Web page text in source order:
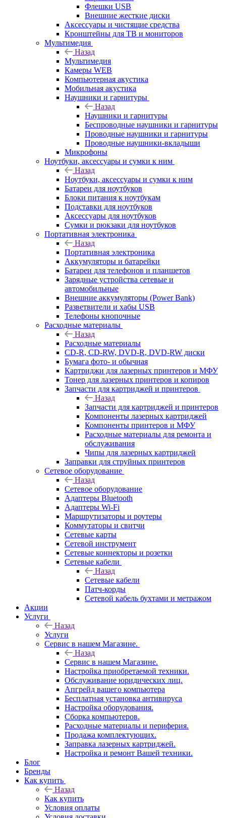
Флешки USB
Внешние жесткие диски
Аксессуары и чистящие средства
Кронштейны для ТВ и мониторов
Мультимедия
Назад
Мультимедия
Камеры WEB
Компьютерная акустика
Мобильная акустика
Наушники и гарнитуры
Назад
Наушники и гарнитуры
Беспроводные наушники и гарнитуры
Проводные наушники и гарнитуры
Проводные наушники-вкладыши
Микрофоны
Ноутбуки, аксессуары и сумки к ним
Назад
Ноутбуки, аксессуары и сумки к ним
Батареи для ноутбуков
Блоки питания к ноутбукам
Подставки для ноутбуков
Аксессуары для ноутбуков
Сумки и рюкзаки для ноутбуков
Портативная электроника
Назад
Портативная электроника
Аккумуляторы и батарейки
Батареи для телефонов и планшетов
Зарядные устройства сетевые и
автомобильные
Внешние аккумуляторы (Power Bank)
Разветвители и хабы USB
Телефоны кнопочные
Расходные материалы
Назад
Расходные материалы
CD-R, CD-RW, DVD-R, DVD-RW диски
Бумага фото- и обычная
Картриджи для лазерных принтеров и МФУ
Тонер для лазерных принтеров и копиров
Запчасти для картриджей и принтеров
Назад
Запчасти для картриджей и принтеров
Компоненты лазерных картриджей
Компоненты принтеров и МФУ
Расходные материалы для ремонта и
обслуживания
Чипы для лазерных картриджей
Заправки для струйных принтеров
Сетевое оборудование
Назад
Сетевое оборудование
Адаптеры Bluetooth
Адаптеры Wi-Fi
Маршрутизаторы и роутеры
Коммутаторы и свитчи
Сетевые карты
Сетевой инструмент
Сетевые коннекторы и розетки
Сетевые кабели
Назад
Сетевые кабели
Патч-корды
Сетевой кабель бухтами и метражом
Акции
Услуги
Назад
Услуги
Сервис в нашем Магазине.
Назад
Сервис в нашем Магазине.
Настройка приобретаемой техники.
Обслуживание юридических лиц.
Апгрейд вашего компьютера
Бесплатная установка антивируса
Настройка оборудования.
Сборка компьютеров.
Расходные материалы и периферия.
Продажа комплектующих.
Заправка лазерных картриджей.
Настройка и ремонт Вашей техники.
Блог
Бренды
Как купить
Назад
Как купить
Условия оплаты